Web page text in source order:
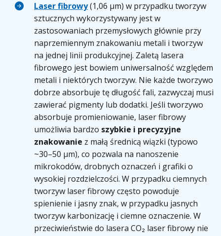
Laser fibrowy(1,06 µm) w przypadku tworzyw
sztucznych wykorzystywany jest w
zastosowaniach przemysłowych głównie przy
naprzemiennym znakowaniu metali i tworzyw
na jednej linii produkcyjnej. Zaletą lasera
fibrowego jest bowiem uniwersalność względem
metali i niektórych tworzyw. Nie każde tworzywo
dobrze absorbuje tę długość fali, zazwyczaj musi
zawierać pigmenty lub dodatki. Jeśli tworzywo
absorbuje promieniowanie, laser fibrowy
umożliwia bardzo szybkie i precyzyjne
znakowanie z małą średnicą wiązki (typowo
~30–50 µm), co pozwala na nanoszenie
mikrokodów, drobnych oznaczeń i grafiki o
wysokiej rozdzielczości. W przypadku ciemnych
tworzyw laser fibrowy często powoduje
spienienie i jasny znak, w przypadku jasnych
tworzyw karbonizację i ciemne oznaczenie. W
przeciwieństwie do lasera CO₂ laser fibrowy nie